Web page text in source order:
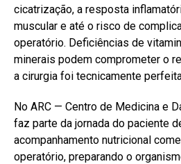
cicatrização, a resposta
muscular e até o risco de
operatório. Deficiências de
minerais podem comprometer o
a cirurgia foi tecnicamente
No ARC — Centro de Medicina e
faz parte da jornada do paciente
acompanhamento nutricional
operatório, preparando o